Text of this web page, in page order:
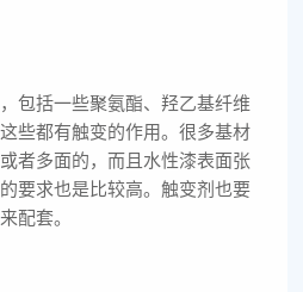
括一些聚氨酯、羟乙基纤维
些都有触变的作用。很多基材
者多面的，而且水性漆表面张
要求也是比较高。触变剂也要
配套。